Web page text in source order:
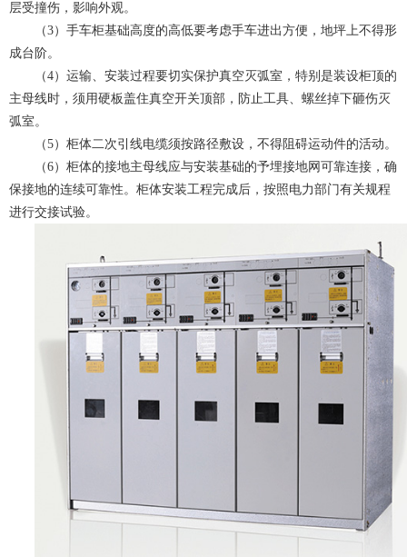
层受撞伤，影响外观。
（3）手车柜基础高度的高低要考虑手车进出方便，地坪上不得形
成台阶。
（4）运输、安装过程要切实保护真空灭弧室，特别是装设柜顶的
主母线时，须用硬板盖住真空开关顶部，防止工具、螺丝掉下砸伤灭
弧室。
（5）柜体二次引线电缆须按路径敷设，不得阻碍运动件的活动。
（6）柜体的接地主母线应与安装基础的予埋接地网可靠连接，确
保接地的连续可靠性。柜体安装工程完成后，按照电力部门有关规程
进行交接试验。